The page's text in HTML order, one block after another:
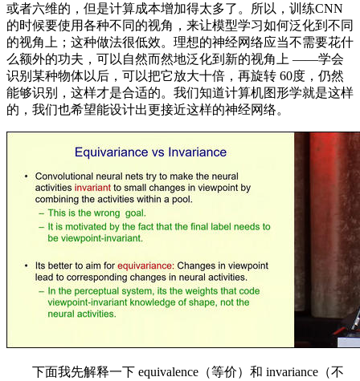
或者六维的，但是计算成本增加得太多了。所以，训练CNN
的时候要使用各种不同的视角，来让模型学习如何泛化到不同
的视角上；这种做法很低效。理想的神经网络应当不需要花什
么额外的功夫，可以自然而然地泛化到新的视角上 ——学会
识别某种物体以后，可以把它放大十倍，再旋转 60度，仍然
能够识别，这样才是合适的。我们知道计算机图形学就是这样
的，我们也希望能设计出更接近这样的神经网络。
下面我先解释一下 equivalence（等价）和 invariance（不